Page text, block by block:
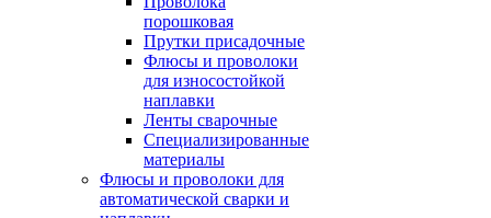
порошковая
Прутки присадочные
Флюсы и проволоки
для износостойкой
наплавки
Ленты сварочные
Специализированные
материалы
Флюсы и проволоки для
автоматической сварки и